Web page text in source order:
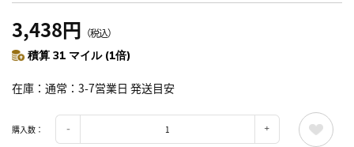
3,438円 （税込）
積算 31 マイル (1倍)
在庫 通常：3-7営業日 発送目安
購入数：